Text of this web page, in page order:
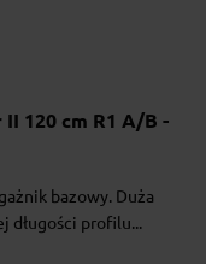
120 cm R1 A/B -
bazowy. Duża
długości profilu...